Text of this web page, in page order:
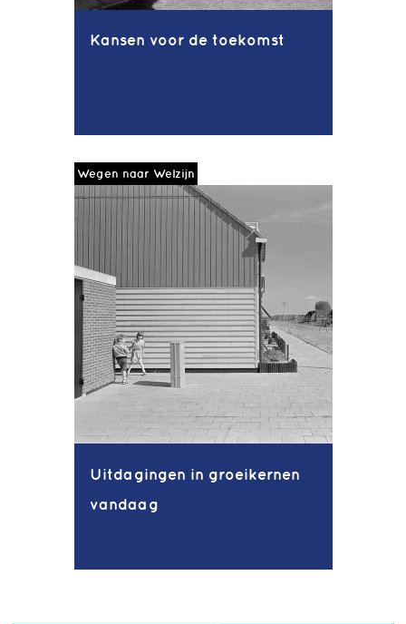
Kansen voor de toekomst
Wegen naar Welzijn
Uitdagingen in groeikernen
vandaag